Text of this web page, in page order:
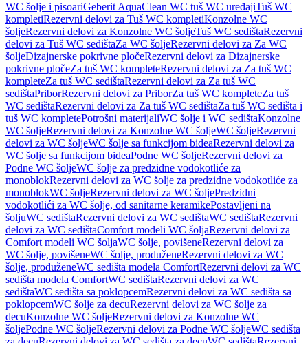
WC šolje i pisoariGeberit AquaClean WC tuš WC uređajiTuš WC
kompletiRezervni delovi za Tuš WC kompletiKonzolne WC
šoljeRezervni delovi za Konzolne WC šoljeTuš WC sedištaRezervni
delovi za Tuš WC sedištaZa WC šoljeRezervni delovi za Za WC
šoljeDizajnerske pokrivne pločeRezervni delovi za Dizajnerske
pokrivne pločeZa tuš WC kompleteRezervni delovi za Za tuš WC
kompleteZa tuš WC sedištaRezervni delovi za Za tuš WC
sedištaPriborRezervni delovi za PriborZa tuš WC kompleteZa tuš
WC sedištaRezervni delovi za Za tuš WC sedištaZa tuš WC sedišta i
tuš WC kompletePotrošni materijaliWC šolje i WC sedištaKonzolne
WC šoljeRezervni delovi za Konzolne WC šoljeWC šoljeRezervni
delovi za WC šoljeWC šolje sa funkcijom bideaRezervni delovi za
WC šolje sa funkcijom bideaPodne WC šoljeRezervni delovi za
Podne WC šoljeWC šolje za predzidne vodokotliće za
monoblokRezervni delovi za WC šolje za predzidne vodokotliće za
monoblokWC šoljeRezervni delovi za WC šoljePredzidni
vodokotlići za WC šolje, od sanitarne keramikePostavljeni na
šoljuWC sedištaRezervni delovi za WC sedištaWC sedištaRezervni
delovi za WC sedištaComfort modeli WC šoljaRezervni delovi za
Comfort modeli WC šoljaWC šolje, povišeneRezervni delovi za
WC šolje, povišeneWC šolje, produženeRezervni delovi za WC
šolje, produženeWC sedišta modela ComfortRezervni delovi za WC
sedišta modela ComfortWC sedištaRezervni delovi za WC
sedištaWC sedišta sa poklopcemRezervni delovi za WC sedišta sa
poklopcemWC šolje za decuRezervni delovi za WC šolje za
decuKonzolne WC šoljeRezervni delovi za Konzolne WC
šoljePodne WC šoljeRezervni delovi za Podne WC šoljeWC sedišta